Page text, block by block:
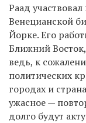
Раад
Венецианской
Йорке. Его
Ближний
ведь, к
политических
городах и
ужасное —
долго будут